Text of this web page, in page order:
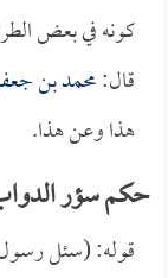
كونه في بعض
قال:محمد بن
هذا وعن هذا.
حكم سؤر
قوله: (سئل رسول